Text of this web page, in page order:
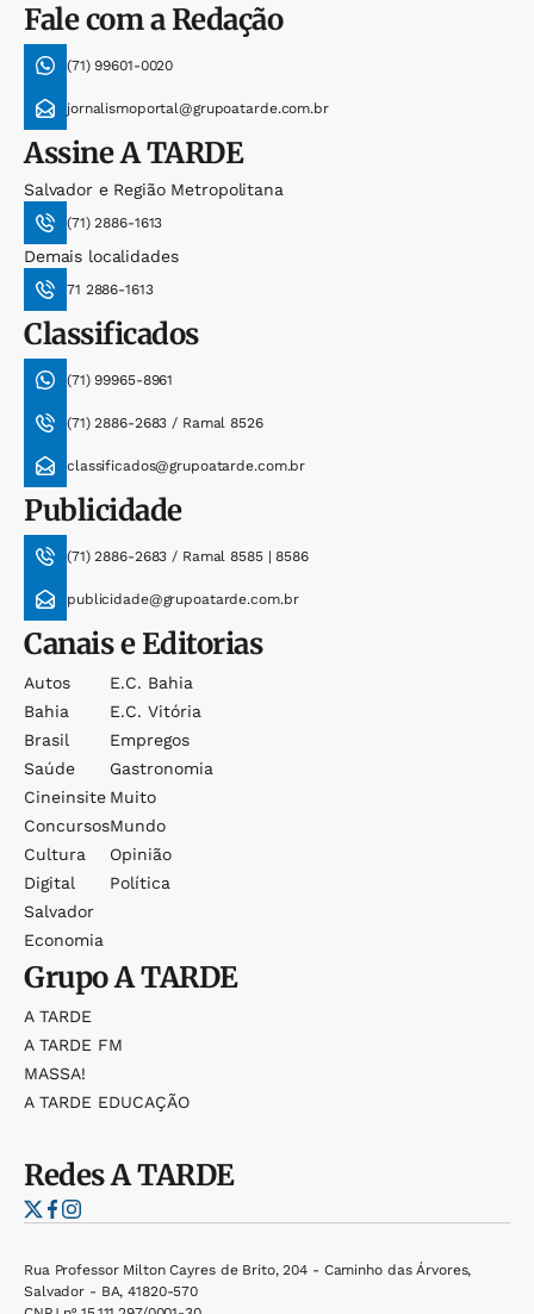
Fale com a Redação
(71) 99601-0020
jornalismoportal@grupoatarde.com.br
AssineA TARDE
Salvador e Região Metropolitana
(71) 2886-1613
Demais localidades
71 2886-1613
Classificados
(71) 99965-8961
(71) 2886-2683 / Ramal 8526
classificados@grupoatarde.com.br
Publicidade
(71) 2886-2683 / Ramal 8585 | 8586
publicidade@grupoatarde.com.br
Canais e Editorias
Autos
Bahia
Brasil
Saúde
Cineinsite
Concursos
Cultura
Digital
Salvador
Economia
E.c. Bahia
E.c. Vitória
Empregos
Gastronomia
Muito
Mundo
Opinião
Política
GrupoA TARDE
A TARDE
A TARDE FM
MASSA!
A TARDE EDUCAÇÃO
RedesA TARDE
Rua Professor Milton Cayres de Brito, 204 - Caminho das Árvores,
Salvador - BA, 41820-570